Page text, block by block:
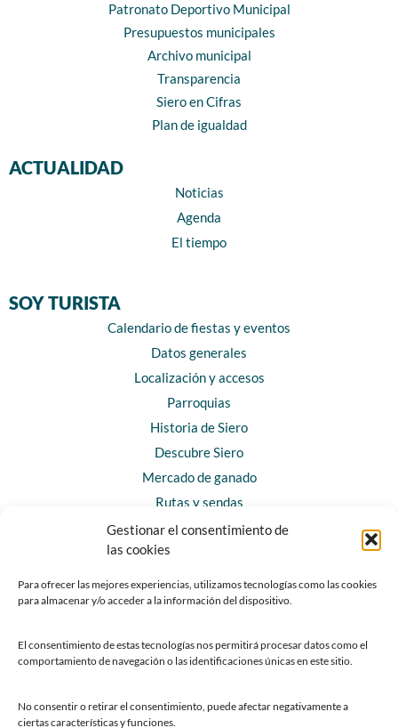
Gestionar el consentimiento de
las cookies
Para ofrecer las mejores experiencias, utilizamos tecnologías como las cookies
para almacenar y/o acceder a la información del dispositivo.
El consentimiento de estas tecnologías nos permitirá procesar datos como el
comportamiento de navegación o las identificaciones únicas en este sitio.
No consentir o retirar el consentimiento, puede afectar negativamente a
ciertas características y funciones.
Patronato Deportivo Municipal
Presupuestos municipales
Archivo municipal
Transparencia
Siero en Cifras
Plan de igualdad
ACTUALIDAD
Noticias
Agenda
El tiempo
SOY TURISTA
Calendario de fiestas y eventos
Datos generales
Localización y accesos
Parroquias
Historia de Siero
Descubre Siero
Mercado de ganado
Rutas y sendas
Horarios y contacto
Teléfonos de interés
Chatbot Siero
SEDES ELECTRÓNICAS
Sede del Ayuntamiento de Siero